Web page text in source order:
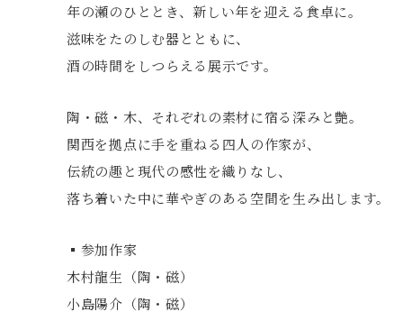
年の瀬のひととき、新しい年を迎える食卓に。
滋味をたのしむ器とともに、
酒の時間をしつらえる展示です。
陶・磁・木、それぞれの素材に宿る深みと艶。
関西を拠点に手を重ねる四人の作家が、
伝統の趣と現代の感性を織りなし、
落ち着いた中に華やぎのある空間を生み出します。
▪️参加作家
木村龍生（陶・磁）
小島陽介（陶・磁）